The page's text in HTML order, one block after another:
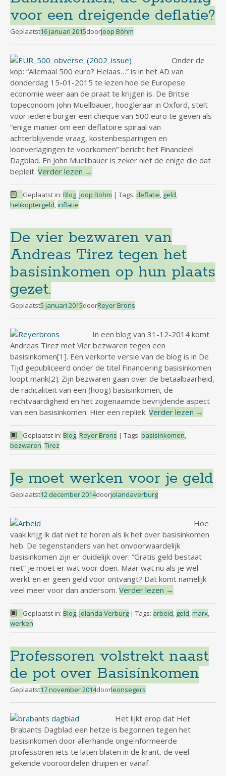
voor een dreigende deflatie?
Geplaatst16 januari 2015doorJoop Böhm
Onder de
kop: “Allemaal 500 euro? Helaas…” is in het AD van
donderdag 15-01-2015 te lezen hoe de Europese
economie weer aan de praat te krijgen is. De Britse
topeconoom John Muellbauer, hoogleraar in Oxford, stelt
voor iedere burger een cheque van 500 euro te geven als
“enige manier om een deflatoire spiraal van
achterblijvende vraag, kostenbesparingen en
loonverlagingen te voorkomen” bericht het Financieel
Dagblad. En John Muellbauer is zeker niet de enige die dat
bepleit. Verder lezen →
Geplaatst in: Blog,Joop Böhm | Tags: deflatie, geld,
helikoptergeld,inflatie
De vier bezwaren van
Andreas Tirez tegen het
basisinkomen op hun plaats
gezet.
Geplaatst5 januari 2015doorReyer Brons
In een blog van 31-12-2014 komt
Andreas Tirez met Vier bezwaren tegen een
basisinkomen[1]. Een verkorte versie van de blog is in De
Tijd gepubliceerd onder de titel Financiering basisinkomen
loopt mank[2]. Zijn bezwaren gaan over de betaalbaarheid,
de radicaliteit van een (hoog) basisinkomen, de
rechtvaardigheid en het zogenaamde bevrijdende aspect
van een basisinkomen. Hier een repliek. Verder lezen →
Geplaatst in: Blog,Reyer Brons | Tags: basisinkomen,
bezwaren,Tirez
Je moet werken voor je geld
Geplaatst12 december 2014doorjolandaverburg
Hoe
vaak krijg ik dat niet te horen als ik het over basisinkomen
heb. De tegenstanders van het onvoorwaardelijk
basisinkomen zijn er duidelijk over: “Gratis geld bestaat
niet” je moet er wat voor doen. Maar wat nu als je wel
werkt en er geen geld voor ontvangt? Dat komt namelijk
veel meer voor dan andersom. Verder lezen →
Geplaatst in: Blog,Jolanda Verburg | Tags: arbeid, geld,marx,
werken
Professoren volstrekt naast
de pot over Basisinkomen
Geplaatst17 november 2014doorleonsegers
Het lijkt erop dat Het
Brabants Dagblad een hetze is begonnen tegen het
basisinkomen door allerhande ongeïnformeerde
professoren iets te laten blaten in de krant, de veel
gekende vooroordelen druipen er vanaf.